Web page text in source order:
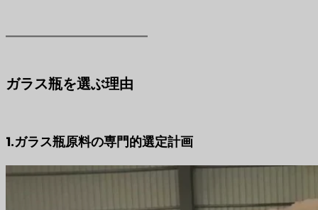
ガラス瓶を選ぶ理由
1.ガラス瓶原料の専門的選定計画